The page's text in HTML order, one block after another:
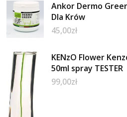
Ankor Dermo
Dla Krów
45,00zł
KENzO Flower
50ml spray TESTER
99,00zł